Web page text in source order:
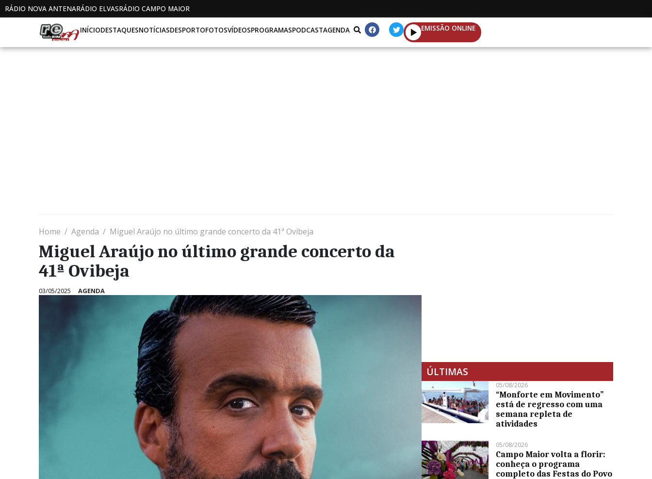
RÁDIO NOVA ANTENARÁDIO ELVASRÁDIO CAMPO MAIOR
INÍCIODESTAQUESNOTÍCIASDESPORTOFOTOSVÍDEOSPROGRAMASPODCASTAGENDA EMISSÃO ONLINE
Home Agenda Miguel Araújo no último grande concerto da 41ª Ovibeja
Miguel Araújo no último grande concerto da
41ª Ovibeja
03/05/2025 AGENDA
ÚLTIMAS
05/08/2026
“Monforte em Movimento”
está de regresso com uma
semana repleta de
atividades
05/08/2026
Campo Maior volta a florir:
conheça o programa
completo das Festas do Povo